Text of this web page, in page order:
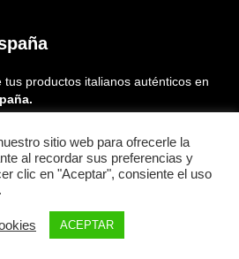
tus productos italianos auténticos en
Instagram
Tiktok
Menu
sitio web para ofrecerle la
al recordar sus preferencias y
clic en "Aceptar", consiente el uso
ACEPTAR